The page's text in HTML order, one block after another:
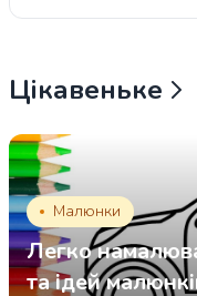
Цікавеньке
Малюнки
Легко
та ідей